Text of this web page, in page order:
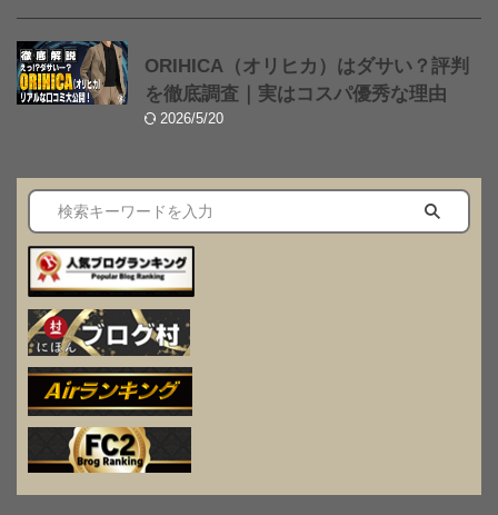
ORIHICA（オリヒカ）はダサい？評判
を徹底調査｜実はコスパ優秀な理由
2026/5/20